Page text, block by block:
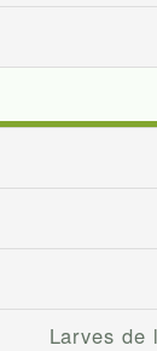
Larves de